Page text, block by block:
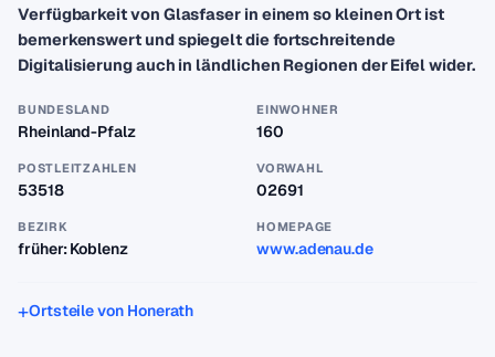
Verfügbarkeit von Glasfaser in einem so kleinen Ort ist
bemerkenswert und spiegelt die fortschreitende
Digitalisierung auch in ländlichen Regionen der Eifel wider.
BUNDESLAND
Rheinland-Pfalz
EINWOHNER
160
POSTLEITZAHLEN
53518
VORWAHL
02691
BEZIRK
früher: Koblenz
HOMEPAGE
www.adenau.de
Ortsteile von Honerath